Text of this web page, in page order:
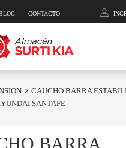
CONTACTO
CAUCHO BARRA
SANTAFE
BARRA